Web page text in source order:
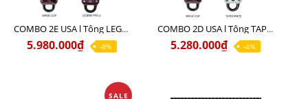
COMBO 2E USA l Tông LEGEND PRO LI + Tông MAGIC CLIP
5.980.000₫ -8%
COMBO 2D USA l Tông TAPER WHITE + Tông MAGIC CLIP
5.280.000₫ -4%
SALE